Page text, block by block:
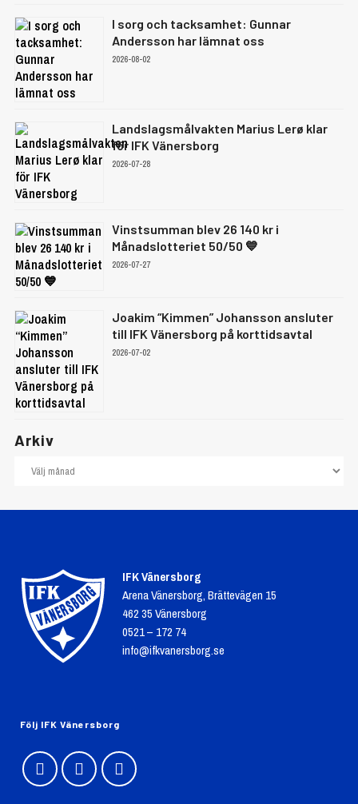
I sorg och tacksamhet: Gunnar
Andersson har lämnat oss
2026-08-02
Landslagsmålvakten Marius Lerø klar
för IFK Vänersborg
2026-07-28
Vinstsumman blev 26 140 kr i
Månadslotteriet 50/50 💙
2026-07-27
Joakim “Kimmen” Johansson ansluter
till IFK Vänersborg på korttidsavtal
2026-07-02
Arkiv
IFK Vänersborg
Arena Vänersborg, Brättevägen 15
462 35 Vänersborg
0521 – 172 74
info@ifkvanersborg.se
Följ IFK Vänersborg